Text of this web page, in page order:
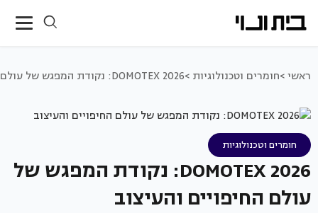
ראשי >חומרים וטכנולוגיות >DOMOTEX 2026: נקודת המפגש של עולם החיפויים והעיצוב
חומרים וטכנולוגיות
DOMOTEX 2026: נקודת המפגש של
עולם החיפויים והעיצוב